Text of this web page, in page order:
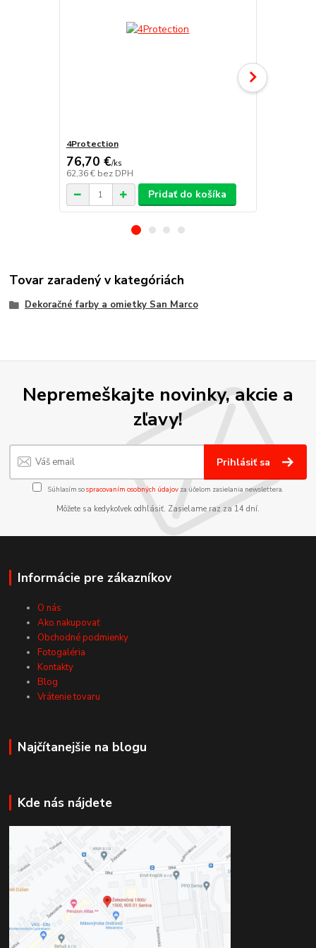
4Protection
76,70 €/ks
62,36 € bez DPH
Pridať do košíka
Tovar zaradený v kategóriách
Dekoračné farby a omietky San Marco
Nepremeškajte novinky, akcie a
zľavy!
Prihlásiť sa
Súhlasím sospracovaním osobných údajov za účelom zasielania newslettera.
Môžete sa kedykoľvek odhlásiť. Zasielame raz za 14 dní.
Informácie pre zákazníkov
O nás
Ako nakupovať
Obchodné podmienky
Fotogaléria
Kontakty
Blog
Vrátenie tovaru
Najčítanejšie na blogu
Kde nás nájdete